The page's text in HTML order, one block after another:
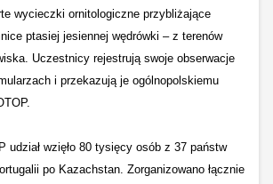
wycieczki ornitologiczne przybliżające
ptasiej jesiennej wędrówki – z terenów
Uczestnicy rejestrują swoje obserwacje
i przekazują je ogólnopolskiemu
udział wzięło 80 tysięcy osób z 37 państw
po Kazachstan. Zorganizowano łącznie